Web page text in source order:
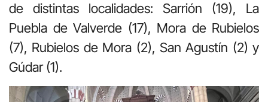
de distintas localidades: Sarrión (19), La
Puebla de Valverde (17), Mora de Rubielos
(7), Rubielos de Mora (2), San Agustín (2) y
Gúdar (1).